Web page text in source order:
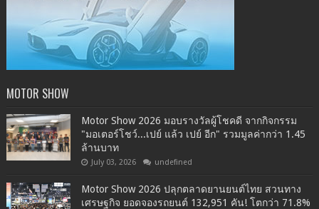
MOTOR SHOW
Motor Show 2026 มอบรางวัลผู้โชคดี จากกิจกรรม
"มอเตอร์โชว์...เปย์ แล้ว เปย์ อีก" รวมมูลค่ากว่า 1.45
ล้านบาท
July 03, 2026 undefined
Motor Show 2026 ปลุกตลาดยานยนต์ไทย สวนทาง
เศรษฐกิจ ยอดจองรถยนต์ 132,951 คัน! โตกว่า 71.8%